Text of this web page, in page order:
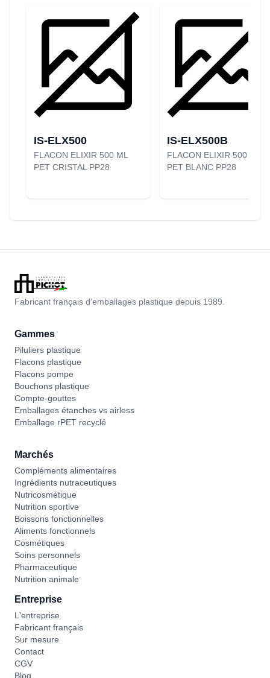
IS-ELX500
FLACON ELIXIR 500 ML
PET CRISTAL PP28
IS-ELX500B
FLACON ELIXIR 500 ML
PET BLANC PP28
Fabricant français d'emballages plastique depuis 1989.
Gammes
Piluliers plastique
Flacons plastique
Flacons pompe
Bouchons plastique
Compte-gouttes
Emballages étanches vs airless
Emballage rPET recyclé
Marchés
Compléments alimentaires
Ingrédients nutraceutiques
Nutricosmétique
Nutrition sportive
Boissons fonctionnelles
Aliments fonctionnels
Cosmétiques
Soins personnels
Pharmaceutique
Nutrition animale
Entreprise
L'entreprise
Fabricant français
Sur mesure
Contact
CGV
Blog